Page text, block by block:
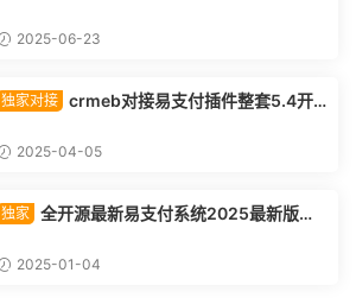
2025-06-23
独家对接 crmeb对接易支付插件整套5.4开
2025-04-05
独家
全开源最新易支付系统2025最新版本
2025-01-04